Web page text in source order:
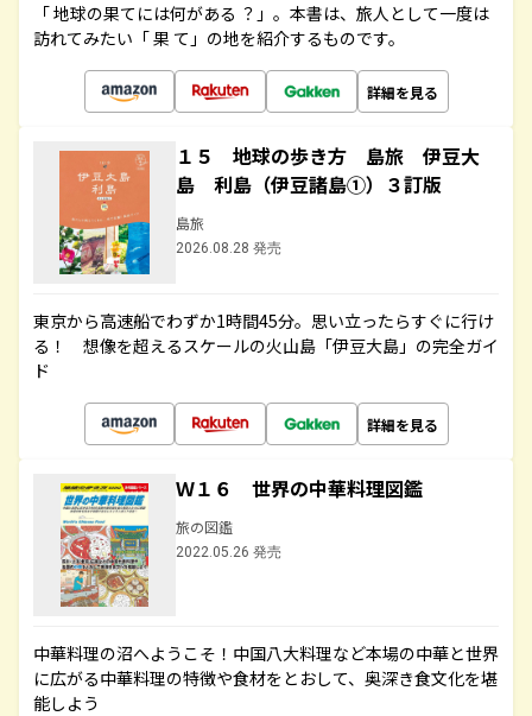
「 地球の果てには何がある ？」。本書は、旅人として一度は
訪れてみたい「 果 て」の地を紹介するものです。
詳細を見る
１５ 地球の歩き方 島旅 伊豆大
島 利島（伊豆諸島①）３訂版
島旅
2026.08.28 発売
東京から高速船でわずか1時間45分。思い立ったらすぐに行け
る！ 想像を超えるスケールの火山島「伊豆大島」の完全ガイ
ド
詳細を見る
Ｗ１６ 世界の中華料理図鑑
旅の図鑑
2022.05.26 発売
中華料理の沼へようこそ！中国八大料理など本場の中華と世界
に広がる中華料理の特徴や食材をとおして、奥深き食文化を堪
能しよう